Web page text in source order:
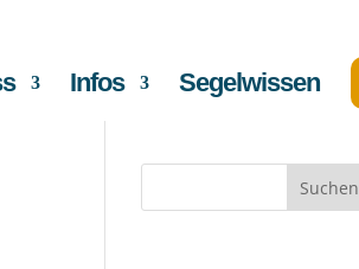
Infos Segelwissen
Suchen